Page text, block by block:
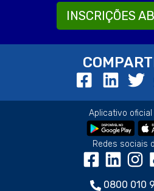
INSCRIÇÕES
Aplicativo oficial
Redes sociais
0800 010